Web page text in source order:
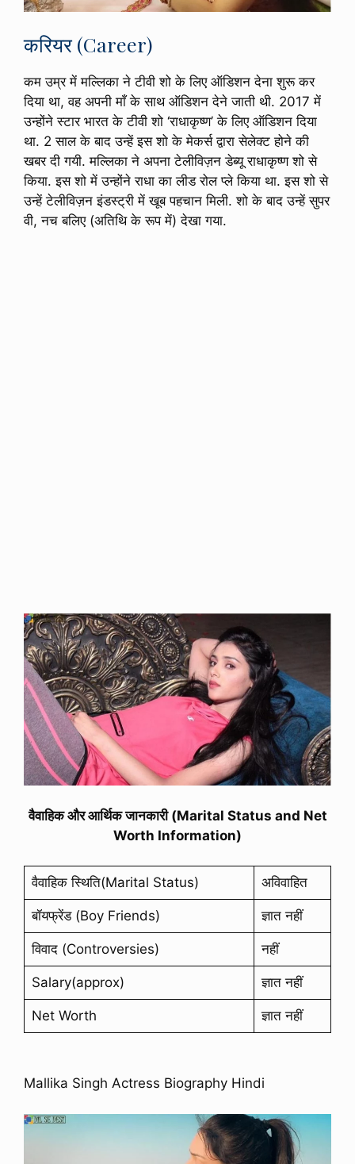
करियर (Career)
कम उम्र में मल्लिका ने टीवी शो के लिए ऑडिशन देना शुरू कर
दिया था, वह अपनी माँ के साथ ऑडिशन देने जाती थी. 2017 में
उन्होंने स्टार भारत के टीवी शो ‘राधाकृष्ण’ के लिए ऑडिशन दिया
था. 2 साल के बाद उन्हें इस शो के मेकर्स द्वारा सेलेक्ट होने की
खबर दी गयी. मल्लिका ने अपना टेलीविज़न डेब्यू राधाकृष्ण शो से
किया. इस शो में उन्होंने राधा का लीड रोल प्ले किया था. इस शो से
उन्हें टेलीविज़न इंडस्ट्री में खूब पहचान मिली. शो के बाद उन्हें सुपर
वी, नच बलिए (अतिथि के रूप में) देखा गया.
वैवाहिक और आर्थिक जानकारी (Marital Status and Net
Worth Information)
वैवाहिक स्थिति(Marital Status) अविवाहित
बॉयफ्रेंड (Boy Friends) ज्ञात नहीं
विवाद (Controversies) नहीं
Salary(approx) ज्ञात नहीं
Net Worth ज्ञात नहीं
Mallika Singh Actress Biography Hindi